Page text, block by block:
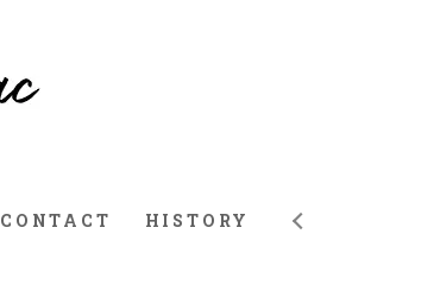
CONTACT HISTORY